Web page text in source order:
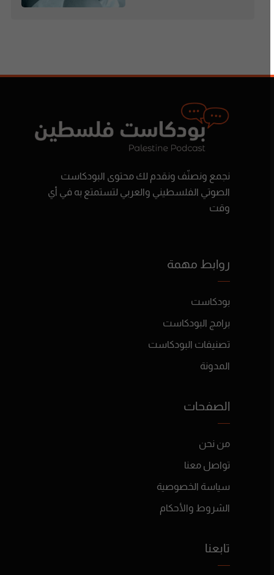
نجمع ونصنّف ونقدم لك محتوى البودكاست
الصوتي الفلسطيني والعربي لتستمتع به في أي
وقت
روابط مهمة
بودكاست
برامج البودكاست
تصنيفات البودكاست
المدونة
الصفحات
من نحن
تواصل معنا
سياسة الخصوصية
الشروط والأحكام
تابعنا